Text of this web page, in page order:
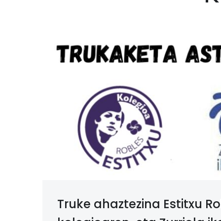
Truke ahaztezina Estitxu